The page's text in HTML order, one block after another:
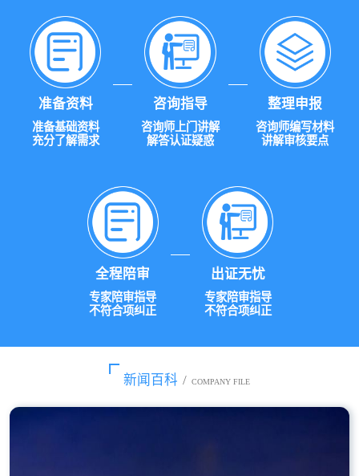
准备资料
准备基础资料
充分了解需求
咨询指导
咨询师上门讲解
解答认证疑惑
整理申报
咨询师编写材料
讲解审核要点
全程陪审
专家陪审指导
不符合项纠正
出证无忧
专家陪审指导
不符合项纠正
新闻百科 / COMPANY FILE